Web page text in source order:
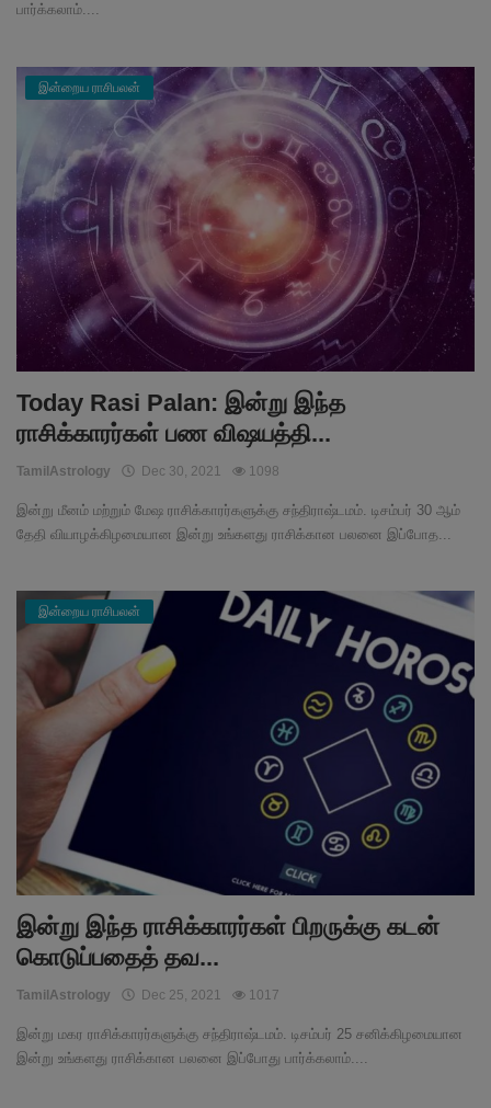
பார்க்கலாம்....
இன்றைய ராசிபலன்
Today Rasi Palan: இன்று இந்த
ராசிக்காரர்கள் பண விஷயத்தி...
TamilAstrology Dec 30, 2021 1098
இன்று மீனம் மற்றும் மேஷ ராசிக்காரர்களுக்கு சந்திராஷ்டமம். டிசம்பர் 30 ஆம்
தேதி வியாழக்கிழமையான இன்று உங்களது ராசிக்கான பலனை இப்போத...
இன்றைய ராசிபலன்
இன்று இந்த ராசிக்காரர்கள் பிறருக்கு கடன்
கொடுப்பதைத் தவ...
TamilAstrology Dec 25, 2021 1017
இன்று மகர ராசிக்காரர்களுக்கு சந்திராஷ்டமம். டிசம்பர் 25 சனிக்கிழமையான
இன்று உங்களது ராசிக்கான பலனை இப்போது பார்க்கலாம்....